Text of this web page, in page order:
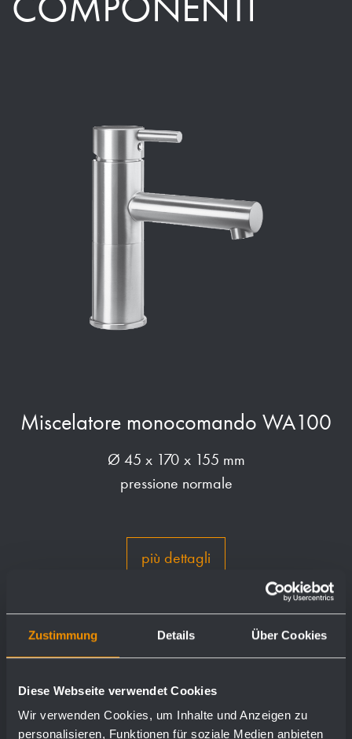
Zustimmung Details Über Cookies
Diese Webseite verwendet Cookies
Wir verwenden Cookies, um Inhalte und Anzeigen zu
personalisieren, Funktionen für soziale Medien anbieten
Miscelatore monocomando WA100
Ø 45 x 170 x 155 mm
pressione normale
più dettagli